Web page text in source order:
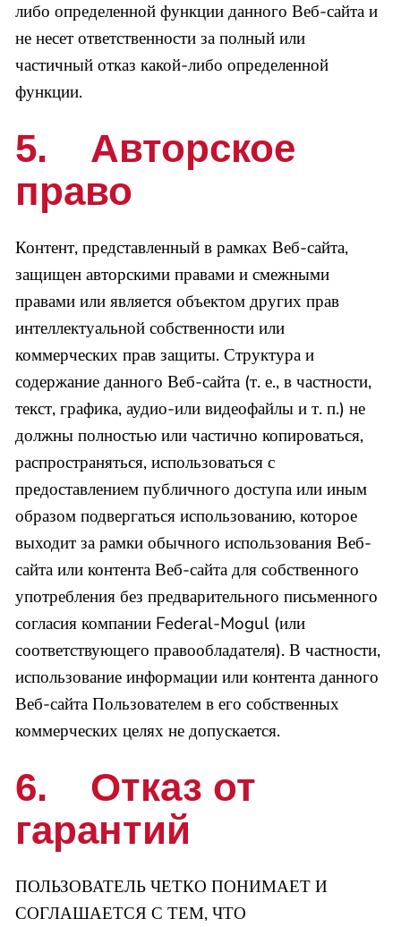
либо определенной функции данного Веб-сайта и
не несет ответственности за полный или
частичный отказ какой-либо определенной
функции.
5. Авторское
право
Контент, представленный в рамках Веб-сайта,
защищен авторскими правами и смежными
правами или является объектом других прав
интеллектуальной собственности или
коммерческих прав защиты. Структура и
содержание данного Веб-сайта (т. е., в частности,
текст, графика, аудио-или видеофайлы и т. п.) не
должны полностью или частично копироваться,
распространяться, использоваться с
предоставлением публичного доступа или иным
образом подвергаться использованию, которое
выходит за рамки обычного использования Веб-
сайта или контента Веб-сайта для собственного
употребления без предварительного письменного
согласия компании Federal-Mogul (или
соответствующего правообладателя). В частности,
использование информации или контента данного
Веб-сайта Пользователем в его собственных
коммерческих целях не допускается.
6. Отказ от
гарантий
ПОЛЬЗОВАТЕЛЬ ЧЕТКО ПОНИМАЕТ И
СОГЛАШАЕТСЯ С ТЕМ, ЧТО